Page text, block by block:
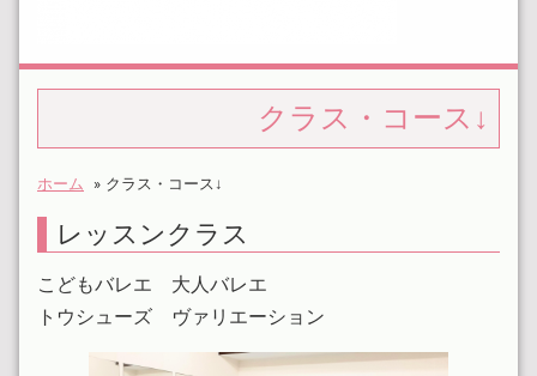
クラス・コース↓
ホーム » クラス・コース↓
レッスンクラス
こどもバレエ 大人バレエ
トウシューズ ヴァリエーション